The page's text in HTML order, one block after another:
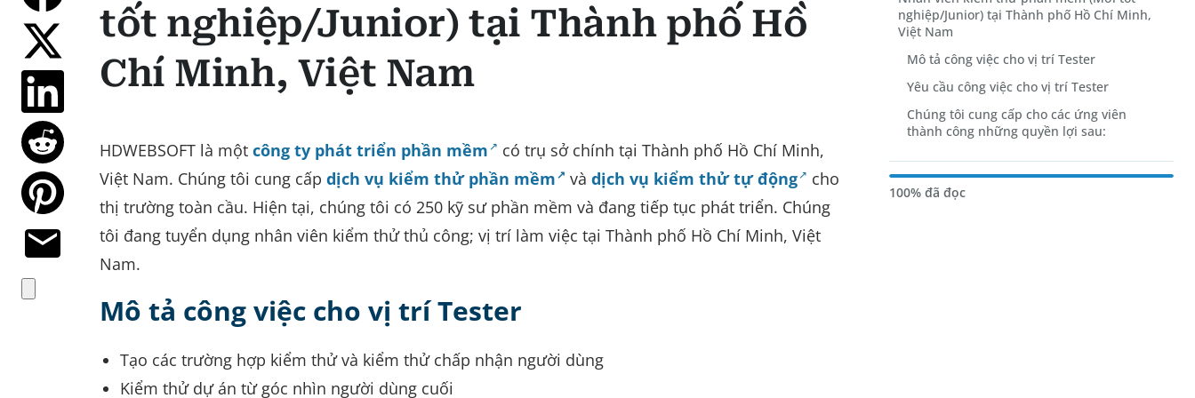
tốt nghiệp/Junior) tại Thành phố Hồ
Chí Minh, Việt Nam
HDWEBSOFT là một công ty phát triển phần mềm
có trụ sở chính tại Thành phố Hồ Chí Minh,
Việt Nam. Chúng tôi cung cấp dịch vụ kiểm thử phần mềm vàdịch vụ kiểm thử tự động
cho
thị trường toàn cầu. Hiện tại, chúng tôi có 250 kỹ sư phần mềm và đang tiếp tục phát triển. Chúng
tôi đang tuyển dụng nhân viên kiểm thử thủ công; vị trí làm việc tại Thành phố Hồ Chí Minh, Việt
Nam.
Mô tả công việc cho vị trí Tester
Tạo các trường hợp kiểm thử và kiểm thử chấp nhận người dùng
Kiểm thử dự án từ góc nhìn người dùng cuối
nghiệp/Junior) tại Thành phố Hồ Chí Minh,
Việt Nam
Mô tả công việc cho vị trí Tester
Yêu cầu công việc cho vị trí Tester
Chúng tôi cung cấp cho các ứng viên
thành công những quyền lợi sau:
100% đã đọc